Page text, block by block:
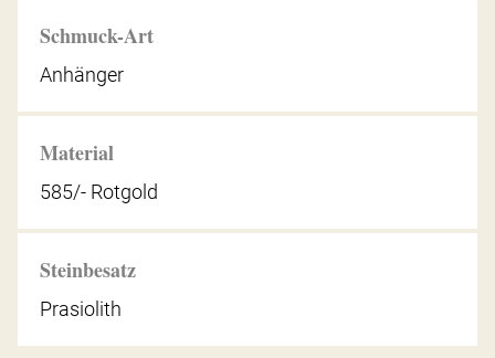
Schmuck-Art
Anhänger
Material
585/- Rotgold
Steinbesatz
Prasiolith